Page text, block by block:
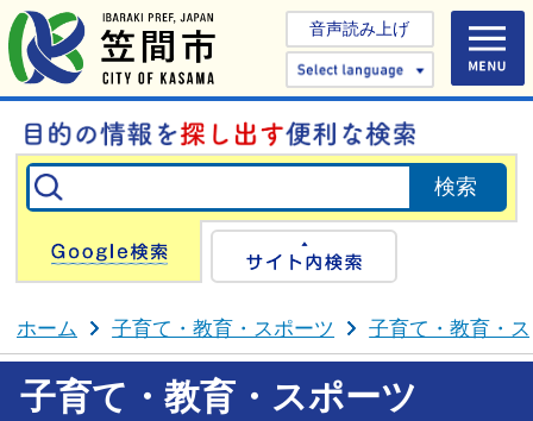
音声読み上げ
Select
Google検索
ホーム 子育て・教育・スポーツ 子育て・教育・
子育て・教育・スポーツ